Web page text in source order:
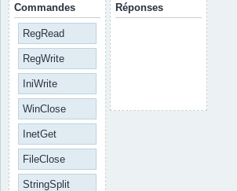
Commandes
RegRead
RegWrite
IniWrite
WinClose
InetGet
FileClose
StringSplit
Réponses